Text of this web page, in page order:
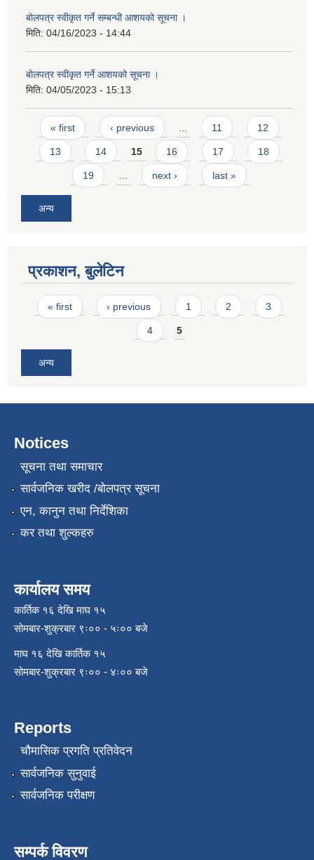
बोलपत्र स्वीकृत गर्ने सम्बन्धी आशयको सूचना ।
मिति: 04/16/2023 - 14:44
बोलपत्र स्वीकृत गर्ने आशयको सूचना ।
मिति: 04/05/2023 - 15:13
Pages
« first ‹ previous … 11 12
13 14 15 16 17 18
19 … next › last »
अन्य
प्रकाशन, बुलेटिन
Pages
« first ‹ previous 1 2 3
4 5
अन्य
Notices
सूचना तथा समाचार
सार्वजनिक खरीद /बोलपत्र सूचना
एन, कानुन तथा निर्देशिका
कर तथा शुल्कहरु
कार्यालय समय
कार्तिक १६ देखि माघ १५
सोमबार-शुक्रबार ९ः०० - ५ः०० बजे
माघ १६ देखि कार्तिक १५
सोमबार-शुक्रबार ९ः०० - ४ः०० बजे
Reports
चौमासिक प्रगति प्रतिवेदन
सार्वजनिक सुनुवाई
सार्वजनिक परीक्षण
सम्पर्क विवरण